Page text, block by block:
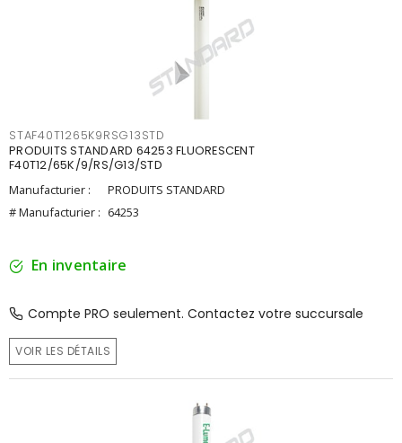
STAF40T1265K9RSG13STD
PRODUITS STANDARD 64253 FLUORESCENT
F40T12/65K/9/RS/G13/STD
Manufacturier :
PRODUITS STANDARD
# Manufacturier : 64253
En inventaire
Compte PRO seulement. Contactez votre succursale
VOIR LES DÉTAILS